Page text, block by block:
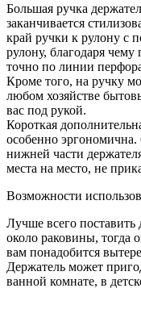
Большая ручка
заканчивается
край ручки к рулону с
рулону, благодаря чему
точно по линии
Кроме того, на ручку
любом хозяйстве
вас под рукой.
Короткая
особенно
нижней части
места на место, не
Возможности
Лучше всего
около раковины, тогда
вам понадобится
Держатель может
ванной комнате, в